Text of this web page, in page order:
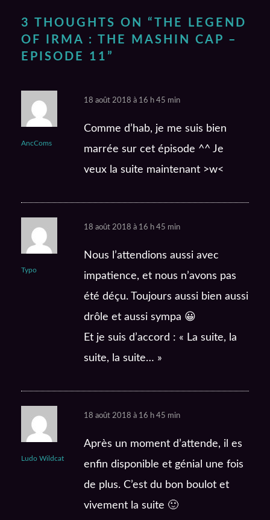
3 THOUGHTS ON “ THE LEGEND
OF IRMA : THE MASHIN CAP –
EPISODE 11 ”
AncComs
18 août 2018 à 16 h 45 min
Comme d’hab, je me suis bien
marrée sur cet épisode ^^ Je
veux la suite maintenant >w<
Typo
18 août 2018 à 16 h 45 min
Nous l’attendions aussi avec
impatience, et nous n’avons pas
été déçu. Toujours aussi bien aussi
drôle et aussi sympa 😀
Et je suis d’accord : « La suite, la
suite, la suite… »
Ludo Wildcat
18 août 2018 à 16 h 45 min
Après un moment d’attende, il es
enfin disponible et génial une fois
de plus. C’est du bon boulot et
vivement la suite 🙂